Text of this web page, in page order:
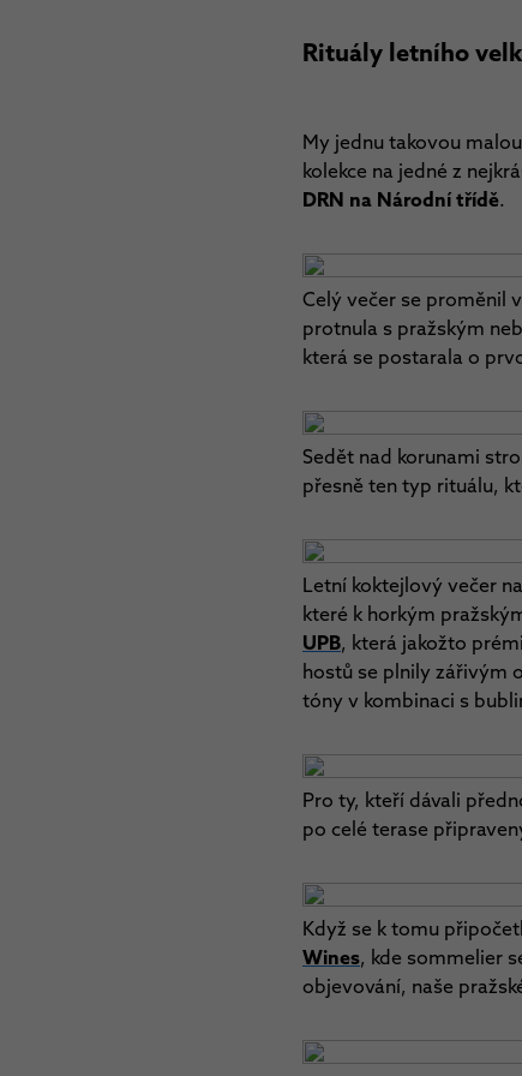
Rituály letního
My jednu takovou
kolekce na jedné z
DRN na Národní třídě.
Celý večer se proměnil
protnula s pražským
která se postarala o
Sedět nad korunami
přesně ten typ rituálu,
Letní koktejlový večer
které k horkým
UPB, která jakožto
hostů se plnily zářivým
tóny v kombinaci s
Pro ty, kteří dávali
po celé terase
Když se k tomu
Wines, kde sommelier
objevování, naše